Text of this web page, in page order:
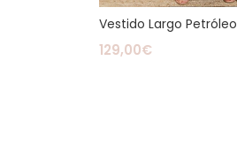
Vestido Largo Petróleo
129,00€